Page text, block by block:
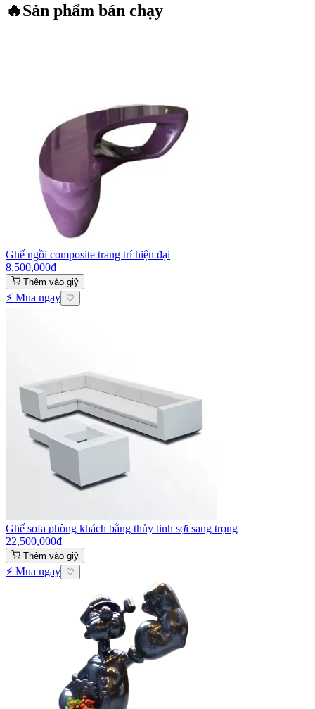
🔥Sản phẩm bán chạy
Ghế ngồi composite trang trí hiện đại
8,500,000₫
Thêm vào giỷ
⚡ Mua ngay ♡
Ghế sofa phòng khách bằng thủy tinh sợi sang trọng
22,500,000₫
Thêm vào giỷ
⚡ Mua ngay ♡